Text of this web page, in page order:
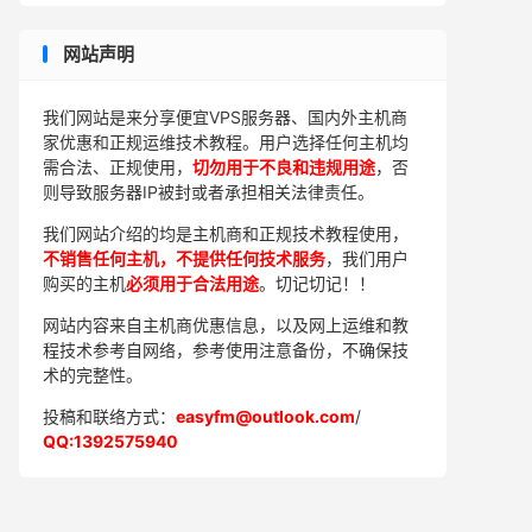
网站声明
我们网站是来分享便宜VPS服务器、国内外主机商
家优惠和正规运维技术教程。用户选择任何主机均
需合法、正规使用， 切勿用于不良和违规用途，否
则导致服务器IP被封或者承担相关法律责任。
我们网站介绍的均是主机商和正规技术教程使用，
不销售任何主机，不提供任何技术服务，我们用户
购买的主机必须用于合法用途。切记切记！！
网站内容来自主机商优惠信息，以及网上运维和教
程技术参考自网络，参考使用注意备份，不确保技
术的完整性。
投稿和联络方式： easyfm@outlook.com/
QQ:1392575940